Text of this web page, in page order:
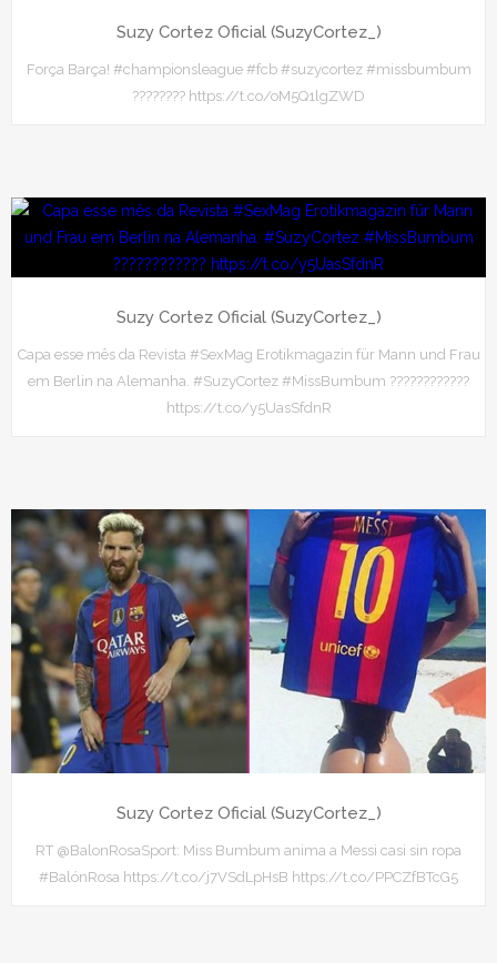
Suzy Cortez Oficial (SuzyCortez_)
Força Barça! #championsleague #fcb #suzycortez #missbumbum
???????? https://t.co/oM5Q1lgZWD
Suzy Cortez Oficial (SuzyCortez_)
Capa esse mês da Revista #SexMag Erotikmagazin für Mann und Frau
em Berlin na Alemanha. #SuzyCortez #MissBumbum ????????????
https://t.co/y5UasSfdnR
Suzy Cortez Oficial (SuzyCortez_)
RT @BalonRosaSport: Miss Bumbum anima a Messi casi sin ropa
#BalónRosa https://t.co/j7VSdLpHsB https://t.co/PPCZfBTcG5